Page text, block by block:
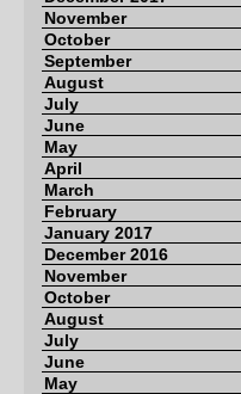
November
October
September
August
July
June
May
April
March
February
January 2017
December 2016
November
October
August
July
June
May